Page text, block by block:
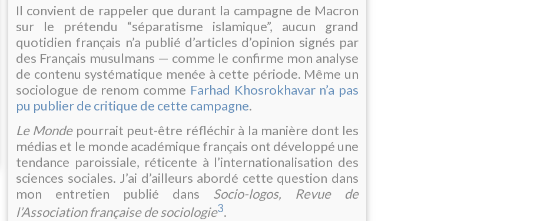
Il convient de rappeler que durant la campagne de Macron
sur le prétendu “séparatisme islamique”, aucun grand
quotidien français n’a publié d’articles d’opinion signés par
des Français musulmans — comme le confirme mon analyse
de contenu systématique menée à cette période. Même un
sociologue de renom comme Farhad Khosrokhavar n’a pas
pu publier de critique de cette campagne.
Le Mondepourrait peut-être réfléchir à la manière dont les
médias et le monde académique français ont développé une
tendance paroissiale, réticente à l’internationalisation des
sciences sociales. J’ai d’ailleurs abordé cette question dans
mon entretien publié dans Socio-logos, Revue de
l’Association française de sociologie3.